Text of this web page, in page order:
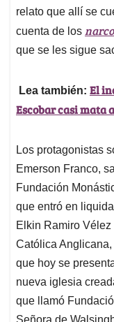
relato que allí se
cuenta de los
que se les sigue
Lea también: El
Escobar casi mata
Los protagonistas
Emerson Franco,
Fundación
que entró en
Elkin Ramiro
Católica
que hoy se
nueva iglesia
que llamó